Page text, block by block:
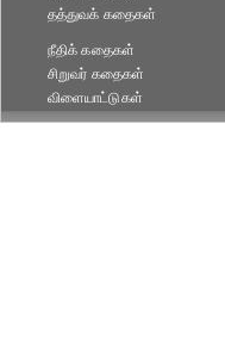
தத்துவக் கதைகள்
நீதிக் கதைகள்
சிறுவர் கதைகள்
விளையாட்டுகள்